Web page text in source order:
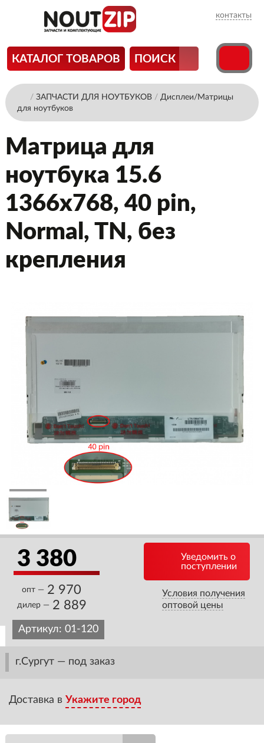
контакты
КАТАЛОГ ТОВАРОВ ПОИСК
/ ЗАПЧАСТИ ДЛЯ НОУТБУКОВ/ Дисплеи/Матрицы
для ноутбуков
Матрица для
ноутбука 15.6
1366x768, 40 pin,
Normal, TN, без
крепления
3 380
опт — 2 970
дилер — 2 889
Уведомить о
поступлении
Условия получения
оптовой цены
Артикул: 01-120
г.Сургут — под заказ
Доставка в Укажите город